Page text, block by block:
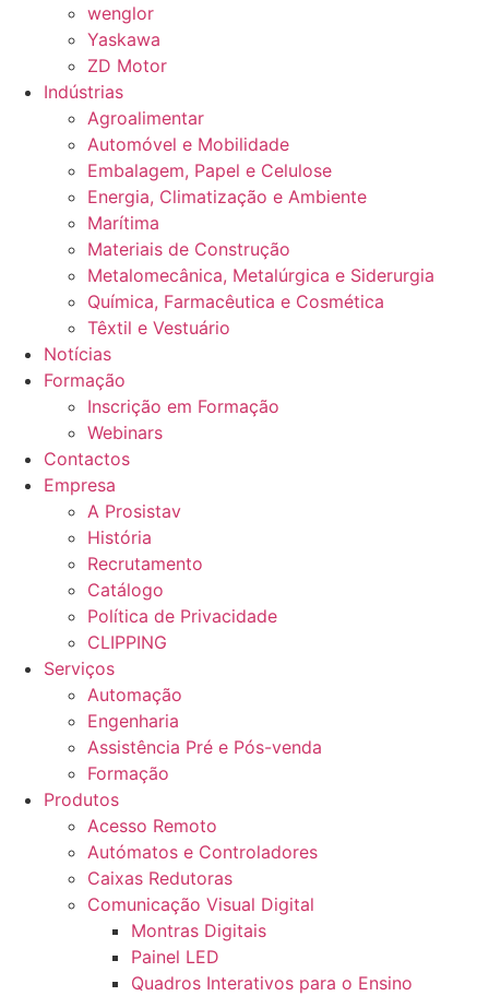
wenglor
Yaskawa
ZD Motor
Indústrias
Agroalimentar
Automóvel e Mobilidade
Embalagem, Papel e Celulose
Energia, Climatização e Ambiente
Marítima
Materiais de Construção
Metalomecânica, Metalúrgica e Siderurgia
Química, Farmacêutica e Cosmética
Têxtil e Vestuário
Notícias
Formação
Inscrição em Formação
Webinars
Contactos
Empresa
A Prosistav
História
Recrutamento
Catálogo
Política de Privacidade
CLIPPING
Serviços
Automação
Engenharia
Assistência Pré e Pós-venda
Formação
Produtos
Acesso Remoto
Autómatos e Controladores
Caixas Redutoras
Comunicação Visual Digital
Montras Digitais
Painel LED
Quadros Interativos para o Ensino